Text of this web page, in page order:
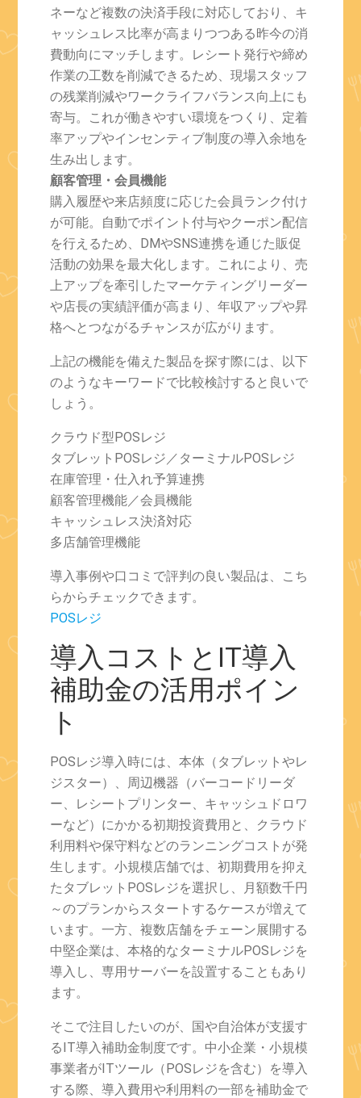
ネーなど複数の決済手段に対応しており、キ
ャッシュレス比率が高まりつつある昨今の消
費動向にマッチします。レシート発行や締め
作業の工数を削減できるため、現場スタッフ
の残業削減やワークライフバランス向上にも
寄与。これが働きやすい環境をつくり、定着
率アップやインセンティブ制度の導入余地を
生み出します。
顧客管理・会員機能
購入履歴や来店頻度に応じた会員ランク付け
が可能。自動でポイント付与やクーポン配信
を行えるため、DMやSNS連携を通じた販促
活動の効果を最大化します。これにより、売
上アップを牽引したマーケティングリーダー
や店長の実績評価が高まり、年収アップや昇
格へとつながるチャンスが広がります。
上記の機能を備えた製品を探す際には、以下
のようなキーワードで比較検討すると良いで
しょう。
クラウド型POSレジ
タブレットPOSレジ／ターミナルPOSレジ
在庫管理・仕入れ予算連携
顧客管理機能／会員機能
キャッシュレス決済対応
多店舗管理機能
導入事例や口コミで評判の良い製品は、こち
らからチェックできます。
POSレジ
導入コストとIT導入
補助金の活用ポイン
ト
POSレジ導入時には、本体（タブレットやレ
ジスター）、周辺機器（バーコードリーダ
ー、レシートプリンター、キャッシュドロワ
ーなど）にかかる初期投資費用と、クラウド
利用料や保守料などのランニングコストが発
生します。小規模店舗では、初期費用を抑え
たタブレットPOSレジを選択し、月額数千円
～のプランからスタートするケースが増えて
います。一方、複数店舗をチェーン展開する
中堅企業は、本格的なターミナルPOSレジを
導入し、専用サーバーを設置することもあり
ます。
そこで注目したいのが、国や自治体が支援す
るIT導入補助金制度です。中小企業・小規模
事業者がITツール（POSレジを含む）を導入
する際、導入費用や利用料の一部を補助金で